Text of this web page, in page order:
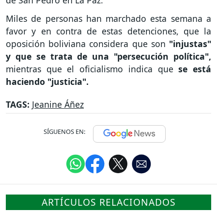
Miles de personas han marchado esta semana a
favor y en contra de estas detenciones, que la
oposición boliviana considera que son "injustas"
y que se trata de una "persecución política",
mientras que el oficialismo indica que se está
haciendo "justicia".
TAGS: Jeanine Áñez
SÍGUENOS EN:
ARTÍCULOS RELACIONADOS